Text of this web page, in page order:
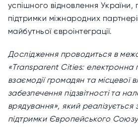
успішного відновлення
підтримки міжнародних
майбутньої євроінтеграції.
Дослідження проводиться в
«Transparent Cities:
взаємодії громадян та місцевої
забезпечення підзвітності та
врядування», який реалізується
підтримки Європейського